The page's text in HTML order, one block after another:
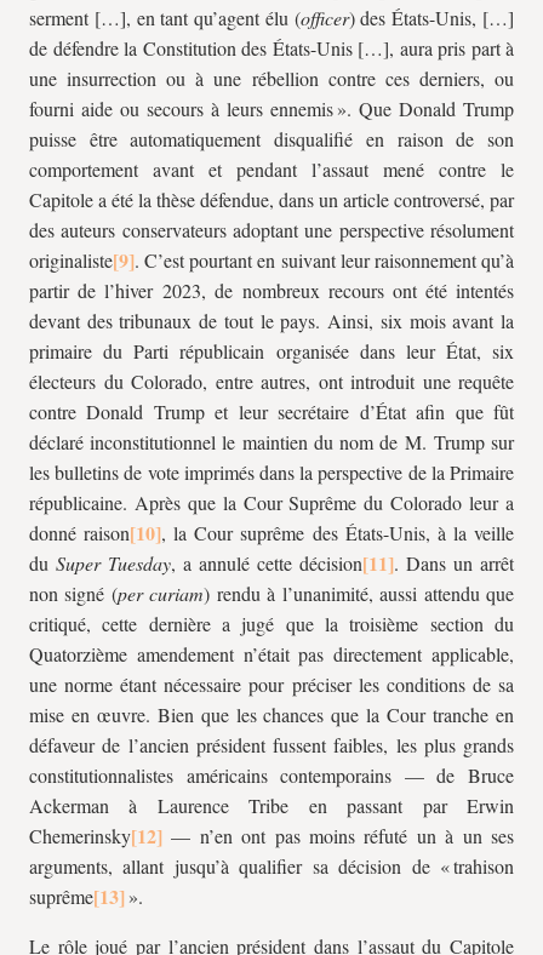
serment […], en tant qu’agent élu (officer) des États-Unis, […]
de défendre la Constitution des États-Unis […], aura pris part à
une insurrection ou à une rébellion contre ces derniers, ou
fourni aide ou secours à leurs ennemis ». Que Donald Trump
puisse être automatiquement disqualifié en raison de son
comportement avant et pendant l’assaut mené contre le
Capitole a été la thèse défendue, dans un article controversé, par
des auteurs conservateurs adoptant une perspective résolument
originaliste
. C’est pourtant en suivant leur raisonnement qu’à
partir de l’hiver 2023, de nombreux recours ont été intentés
devant des tribunaux de tout le pays. Ainsi, six mois avant la
primaire du Parti républicain organisée dans leur État, six
électeurs du Colorado, entre autres, ont introduit une requête
contre Donald Trump et leur secrétaire d’État afin que fût
déclaré inconstitutionnel le maintien du nom de M. Trump sur
les bulletins de vote imprimés dans la perspective de la Primaire
républicaine. Après que la Cour Suprême du Colorado leur a
donné raison
, la Cour suprême des États-Unis, à la veille
du Super Tuesday, a annulé cette décision
. Dans un arrêt
non signé (per curiam) rendu à l’unanimité, aussi attendu que
critiqué, cette dernière a jugé que la troisième section du
Quatorzième amendement n’était pas directement applicable,
une norme étant nécessaire pour préciser les conditions de sa
mise en œuvre. Bien que les chances que la Cour tranche en
défaveur de l’ancien président fussent faibles, les plus grands
constitutionnalistes américains contemporains — de Bruce
Ackerman à Laurence Tribe en passant par Erwin
Chemerinsky
— n’en ont pas moins réfuté un à un ses
arguments, allant jusqu’à qualifier sa décision de « trahison
suprême
».
Le rôle joué par l’ancien président dans l’assaut du Capitole